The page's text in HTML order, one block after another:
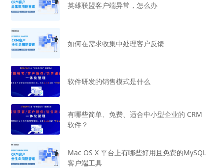
英雄联盟客户端异常，怎么办
如何在需求收集中处理客户反馈
软件研发的销售模式是什么
有哪些简单、免费、适合中小型企业的 CRM
软件？
Mac OS X 平台上有哪些好用且免费的MySQL
客户端工具